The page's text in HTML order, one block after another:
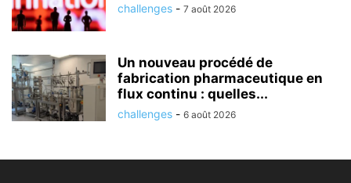
challenges - 7 août 2026
Un nouveau procédé de
fabrication pharmaceutique en
flux continu : quelles...
challenges - 6 août 2026